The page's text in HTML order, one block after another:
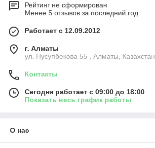
Рейтинг не сформирован
Менее 5 отзывов за последний год
Работает с 12.09.2012
г. Алматы
ул. Нусупбекова 55 , Алматы, Казахстан
Контакты
Сегодня работает с 09:00 до 18:00
Показать весь график работы
О нас